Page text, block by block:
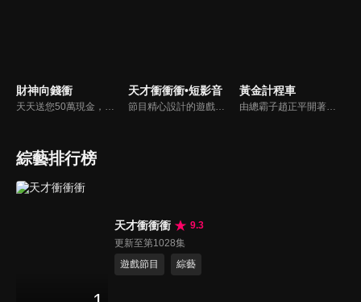
財神向錢衝
天天送您50萬現金，還有汽車大獎！不考智力、體力，挑戰家人、同事、同學、朋友互相了解的成渡和共同生活經驗。快來參加《財神向前衝》大獎通通送給您。
天才衝衝衝•短影音
節目精心設計的遊戲內容，包括深受觀眾喜愛並且火紅於各大專院校的【TEMPO系列】，考驗藝人用肢體表達能力以及聯想能力的【你是WORD演】、【會演是英雄】，考驗英文程度的【EAR傳耳ABC】，超簡單、超爆笑的【看你怎麼說】，以及考驗藝人反應、機智以及隊友默契的【不可能的默契】等單元，逗趣又爆笑！
黃金計程車
由總霸子趙正平開著計程車在街頭隨機找尋搭車路人，進行機智問答，如果十題答對就可以拿走金元寶！如果沒有答對，就把當前獎金減一個0然後發放！另外節目中總霸子趙正平還會帶我們遍尋美食名景。
綜藝排行榜
天才衝衝衝
9.3
更新至第1028集
遊戲節目
綜藝